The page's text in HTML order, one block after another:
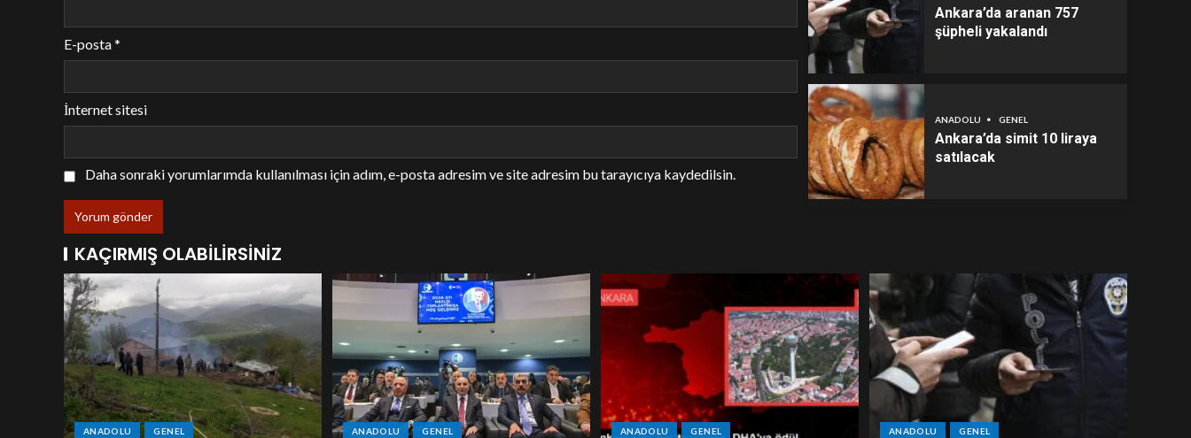
E-posta*
İnternet sitesi
Daha sonraki yorumlarımda kullanılması için adım, e-posta adresim ve site adresim bu tarayıcıya kaydedilsin.
Ankara’da aranan 757
şüpheli yakalandı
ANADOLU GENEL
Ankara’da simit 10 liraya
satılacak
KAÇIRMIŞ OLABILIRSINIZ
ANADOLU GENEL ANADOLU GENEL ANADOLU GENEL ANADOLU GENEL